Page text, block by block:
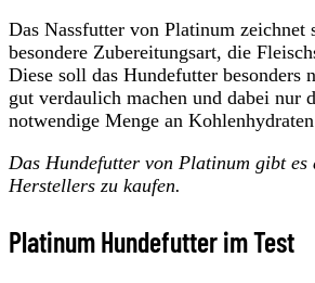
Das Nassfutter von Platinum zeichnet
besondere Zubereitungsart, die
Diese soll das Hundefutter besonders
gut verdaulich machen und dabei nur
notwendige Menge an
Das Hundefutter von Platinum gibt es
Herstellers zu kaufen.
Platinum Hundefutter im Test